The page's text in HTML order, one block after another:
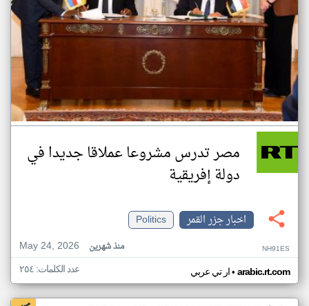
مصر تدرس مشروعا عملاقا جديدا في
دولة إفريقية
اخبار جزر القمر
Politics
May 24, 2026
منذ شهرين NH91ES
ار تي عربي• arabic.rt.com عدد الكلمات: ٢٥٤